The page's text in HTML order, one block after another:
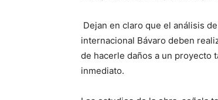
Dejan en claro que el análisis
internacional Bávaro deben
de hacerle daños a un proyecto
inmediato.